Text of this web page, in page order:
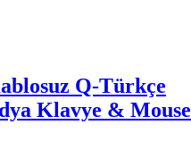
Q-Türkçe
Klavye & Mouse